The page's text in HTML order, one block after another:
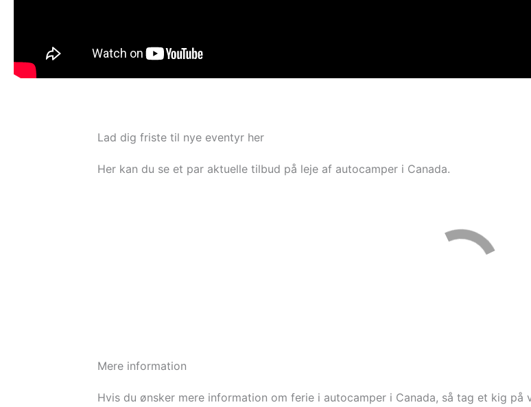
Lad dig friste til nye eventyr her
Her kan du se et par aktuelle tilbud på leje af autocamper i Canada.
Mere information
Hvis du ønsker mere information om ferie i autocamper i Canada, så tag et kig